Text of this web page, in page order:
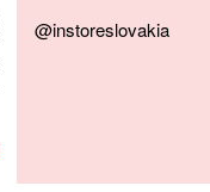
@instoreslovakia